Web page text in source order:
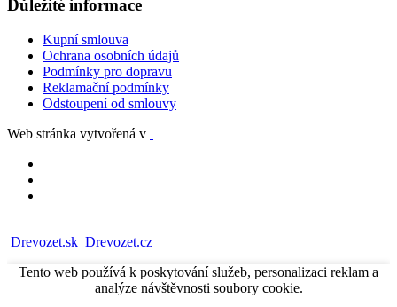
Důležité informace
Kupní smlouva
Ochrana osobních údajů
Podmínky pro dopravu
Reklamační podmínky
Odstoupení od smlouvy
Web stránka vytvořená v
Drevozet.sk Drevozet.cz
Tento web používá k poskytování služeb, personalizaci reklam a
analýze návštěvnosti soubory cookie.